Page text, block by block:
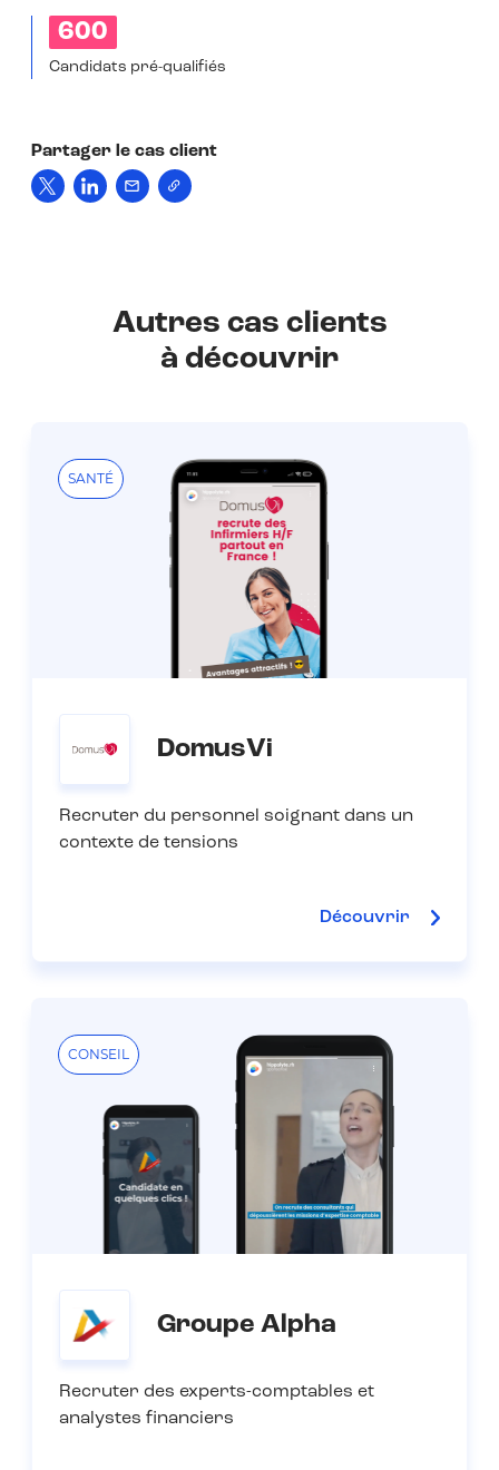
600
Candidats pré-qualifiés
Partager le cas client
Autres cas clients
à découvrir
SANTÉ
DomusVi
Recruter du personnel soignant dans un
contexte de tensions
Découvrir
CONSEIL
Groupe Alpha
Recruter des experts-comptables et
analystes financiers